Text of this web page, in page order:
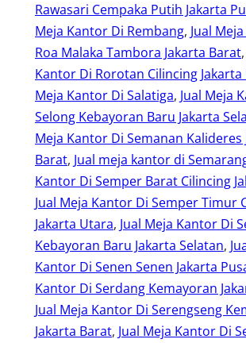
Rawasari Cempaka Putih Jakarta
Meja Kantor Di Rembang, Jual
Roa Malaka Tambora Jakarta Barat,
Kantor Di Rorotan Cilincing
Meja Kantor Di Salatiga, Jual Meja
Selong Kebayoran Baru Jakarta
Meja Kantor Di Semanan Kalideres
Barat, Jual meja kantor di
Kantor Di Semper Barat Cilincing
Jual Meja Kantor Di Semper Timur
Jakarta Utara, Jual Meja Kantor Di
Kebayoran Baru Jakarta Selatan,
Kantor Di Senen Senen Jakarta
Kantor Di Serdang Kemayoran
Jual Meja Kantor Di Serengseng
Jakarta Barat, Jual Meja Kantor Di